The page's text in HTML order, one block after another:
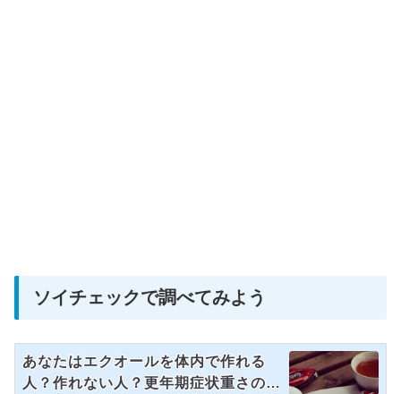
ソイチェックで調べてみよう
あなたはエクオールを体内で作れる
人？作れない人？更年期症状重さの違